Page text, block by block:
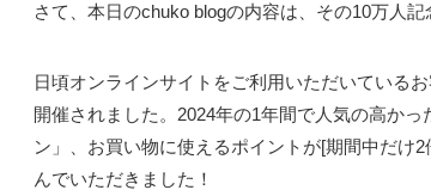
さて、本日のchuko blogの内容は、その10万人
日頃オンラインサイトをご利用いただいている
開催されました。2024年の1年間で人気の高か
ン」、お買い物に使えるポイントが[期間中だけ
んでいただきました！